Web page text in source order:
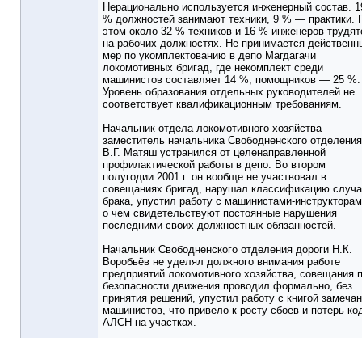
Нерационально используется инженерный состав.
% должностей занимают техники, 9 % — практики.
этом около 32 % техников и 16 % инженеров
на рабочих должностях. Не принимается
мер по укомплектованию в депо Магдагачи
локомотивных бригад, где некомплект среди
машинистов составляет 14 %, помощников — 25 %.
Уровень образования отдельных руководителей не
соответствует квалификационным требованиям.
Начальник отдела локомотивного хозяйства —
заместитель начальника Свободненского отделения
В.Г. Матяш устранился от целенаправленной
профилактической работы в депо. Во втором
полугодии 2001 г. он вообще не участвовал в
совещаниях бригад, нарушал классификацию
брака, упустил работу с машинистами-
о чем свидетельствуют постоянные нарушения
последними своих должностных обязанностей.
Начальник Свободненского отделения дороги Н.К.
Воробьёв не уделял должного внимания работе
предприятий локомотивного хозяйства, совещания
безопасности движения проводил формально, без
принятия решений, упустил работу с книгой
машинистов, что привело к росту сбоев и потерь
АЛСН на участках.